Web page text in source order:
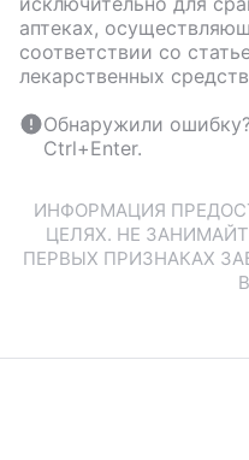
аптеках,
соответствии со
лекарственных
Обнаружили
Ctrl+Enter.
ИНФОРМАЦИЯ
ЦЕЛЯХ. НЕ
ПЕРВЫХ ПРИЗНАКАХ